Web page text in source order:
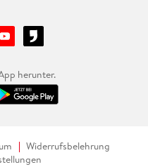
herunter.
Widerrufsbelehrung